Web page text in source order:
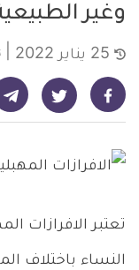
وغير
شارك على فيسبوك - ديلي ميديكال انفو شارك على تويتر - ديلي ميديكال انفو
تعتبر الافرازات
النساء باختلاف